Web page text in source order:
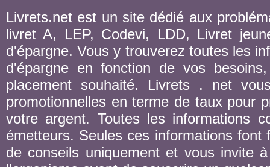
Livrets.net est un site dédié aux
livret A, LEP, Codevi, LDD, Livret
d'épargne. Vous y trouverez toutes les
d'épargne en fonction de vos
placement souhaité. Livrets . net
promotionnelles en terme de taux pour
votre argent. Toutes les informations
émetteurs. Seules ces informations
de conseils uniquement et vous invite